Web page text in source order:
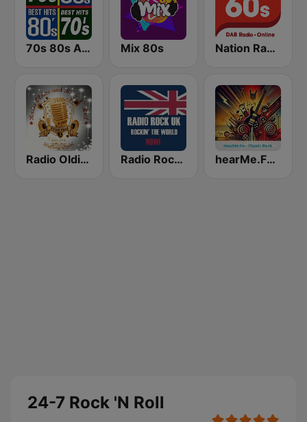
70s 80s All Time Greatest Mix 80s Nation Radio 60s
Radio Oldies And Rock N Roll Radio Rock UK hearMe.FM Classic Rock
24-7 Rock 'N Roll